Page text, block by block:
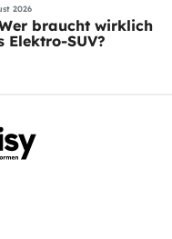
2026
braucht wirklich
Elektro-SUV?